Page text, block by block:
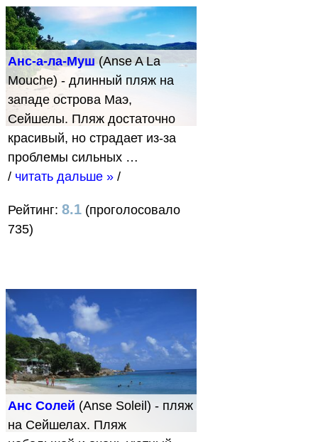
Анс-а-ла-Муш (Anse A La
Mouche) - длинный пляж на
западе острова Маэ,
Сейшелы. Пляж достаточно
красивый, но страдает из-за
проблемы сильных …
/ читать дальше » /
Рейтинг: 8.1 (проголосовало
735)
Анс Солей (Anse Soleil) - пляж
на Сейшелах. Пляж